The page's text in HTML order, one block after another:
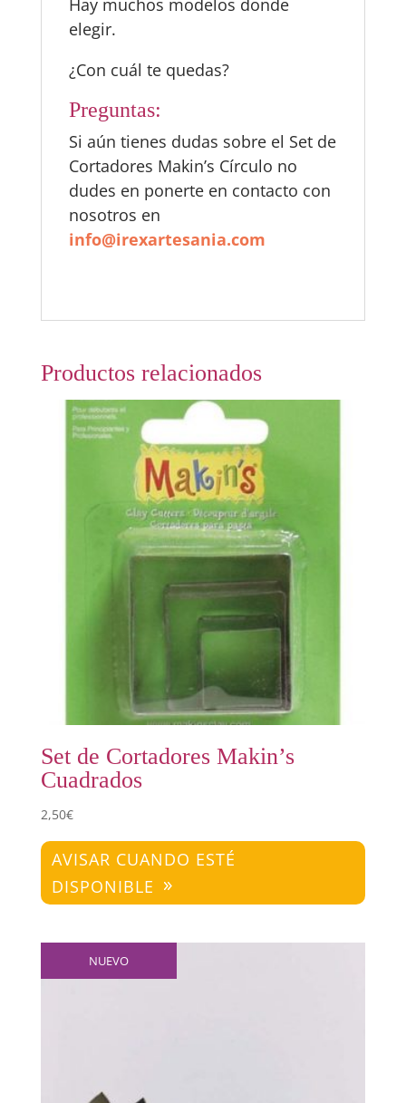
Hay muchos modelos donde
elegir.
¿Con cuál te quedas?
Preguntas:
Si aún tienes dudas sobre el Set de
Cortadores Makin’s Círculo no
dudes en ponerte en contacto con
nosotros en
info@irexartesania.com
Productos relacionados
Set de Cortadores Makin’s
Cuadrados
2,50€
AVISAR CUANDO ESTÉ
DISPONIBLE
NUEVO